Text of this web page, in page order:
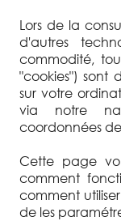
CONTACT
PARTENAIRES
Lors de la
d'autres
commodité,
"cookies") sont
sur votre
via notre
coordonnées
Cette page
comment
comment
de les